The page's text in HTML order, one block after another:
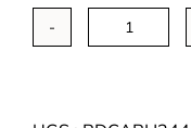
quantité